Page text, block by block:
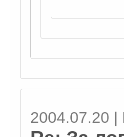
2004.07.20